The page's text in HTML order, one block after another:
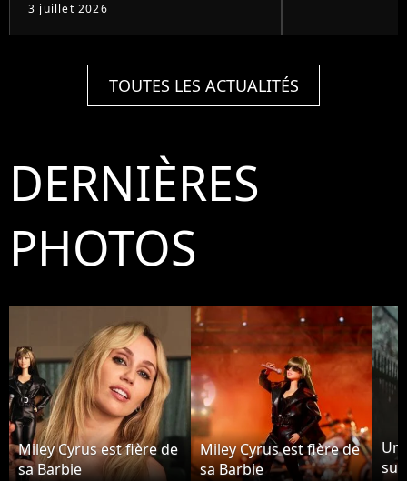
3 juillet 2026
TOUTES LES ACTUALITÉS
DERNIÈRES
PHOTOS
Miley Cyrus est fière de
sa Barbie
Miley Cyrus est fière de
sa Barbie